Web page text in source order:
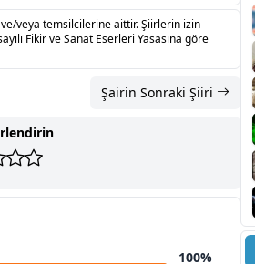
veya temsilcilerine aittir. Şiirlerin izin
Fikir ve Sanat Eserleri Yasasına göre
Şairin Sonraki Şiiri
100%